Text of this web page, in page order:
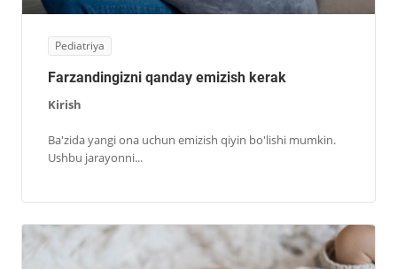
Pediatriya
Kirish
Ba'zida yangi ona uchun emizish qiyin bo'lishi mumkin.
Ushbu jarayonni...
Farzandingizni qanday emizish kerak